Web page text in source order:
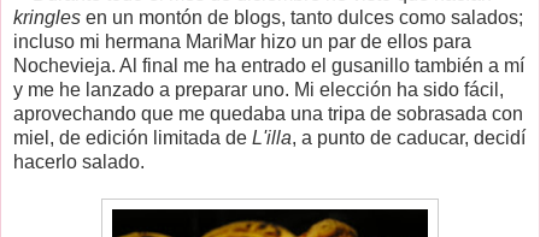
kringles en un montón de blogs, tanto dulces como salados;
incluso mi hermana MariMar hizo un par de ellos para
Nochevieja. Al final me ha entrado el gusanillo también a mí
y me he lanzado a preparar uno. Mi elección ha sido fácil,
aprovechando que me quedaba una tripa de sobrasada con
miel, de edición limitada de L'illa, a punto de caducar, decidí
hacerlo salado.